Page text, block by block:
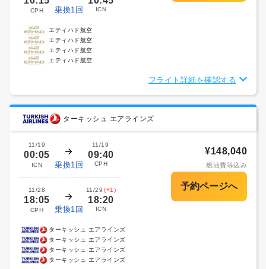
CPH 乗換1回 ICN
エティハド航空
エティハド航空
エティハド航空
エティハド航空
フライト詳細を確認する
ターキッシュ エアラインズ
11/19
00:05
ICN 乗換1回
11/19
09:40
CPH
11/28
18:05
CPH 乗換1回
11/29 (+1)
18:20
ICN
¥148,040
燃油費等込み
ターキッシュ エアラインズ
ターキッシュ エアラインズ
ターキッシュ エアラインズ
ターキッシュ エアラインズ